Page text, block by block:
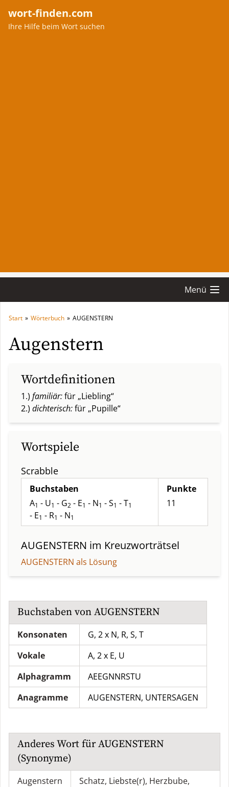
wort-finden.com
Ihre Hilfe beim Wort suchen
Menü
Start » Wörterbuch » AUGENSTERN
Augenstern
Wortdefinitionen
1.) familiär:für „Liebling“
2.) dichterisch:für „Pupille“
Wortspiele
Scrabble
Buchstaben
A1 - U1 - G2 - E1 - N1 - S1 - T1
- E1 - R1 - N1
Punkte
11
AUGENSTERN im Kreuzworträtsel
AUGENSTERN als Lösung
Buchstaben von AUGENSTERN
Konsonaten
G, 2 x N, R, S, T
Vokale
A, 2 x E, U
Alphagramm
AEEGNNRSTU
Anagramme
AUGENSTERN, UNTERSAGEN
Anderes Wort fürAUGENSTERN
(Synonyme)
Augenstern Schatz, Liebste(r), Herzbube,